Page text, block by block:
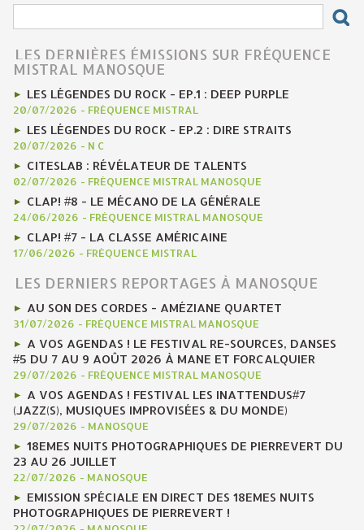
LES DERNIÈRES ÉMISSIONS SUR FRÉQUENCE
MISTRAL MANOSQUE
LES LÉGENDES DU ROCK - EP.1 : DEEP PURPLE
20/07/2026 - FRÉQUENCE MISTRAL
LES LÉGENDES DU ROCK - EP.2 : DIRE STRAITS
20/07/2026 - N C
CITESLAB : RÉVÉLATEUR DE TALENTS
02/07/2026 - FRÉQUENCE MISTRAL MANOSQUE
CLAP! #8 - LE MÉCANO DE LA GÉNÉRALE
24/06/2026 - FRÉQUENCE MISTRAL MANOSQUE
CLAP! #7 - LA CLASSE AMÉRICAINE
17/06/2026 - FRÉQUENCE MISTRAL
LES DERNIERS REPORTAGES À MANOSQUE
AU SON DES CORDES - AMÉZIANE QUARTET
31/07/2026 - FRÉQUENCE MISTRAL MANOSQUE
A VOS AGENDAS ! LE FESTIVAL RE-SOURCES, DANSES
#5 DU 7 AU 9 AOÛT 2026 À MANE ET FORCALQUIER
29/07/2026 - FRÉQUENCE MISTRAL MANOSQUE
A VOS AGENDAS ! FESTIVAL LES INATTENDUS#7
(JAZZ(S), MUSIQUES IMPROVISÉES & DU MONDE)
29/07/2026 - MANOSQUE
18EMES NUITS PHOTOGRAPHIQUES DE PIERREVERT DU
23 AU 26 JUILLET
22/07/2026 - MANOSQUE
EMISSION SPÉCIALE EN DIRECT DES 18EMES NUITS
PHOTOGRAPHIQUES DE PIERREVERT !